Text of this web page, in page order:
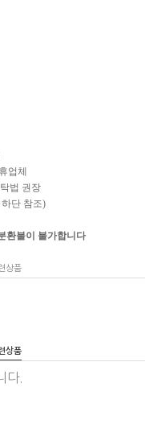
업체
법 권장
단 참조)
환불이 불가합니다
상품
상품
다.